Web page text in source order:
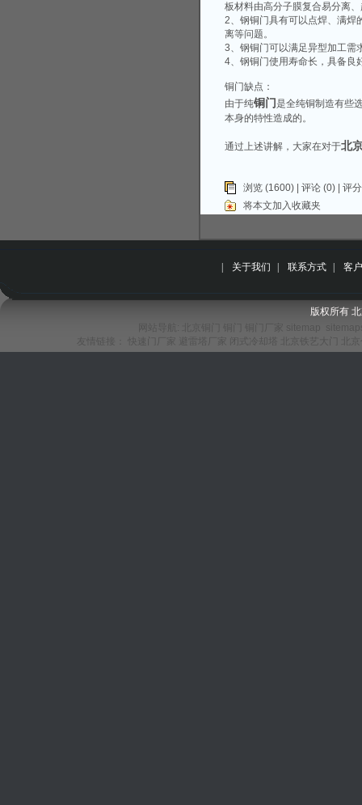
板材料由高分子膜复合易分离
2、钢铜门具有可以点焊、满焊
离等问题。
3、钢铜门可以满足异型加工需
4、钢铜门使用寿命长，具备良
铜门缺点：
由于纯铜门是全纯铜制造有些
本身的特性造成的。
通过上述讲解，大家在对于北
浏览 (1600) | 评论 (0) | 评
将本文加入收藏夹
关于我们 联系方式 客
版权所有
友情链接：
快速门厂家 避雷塔厂家 北京铁艺大门